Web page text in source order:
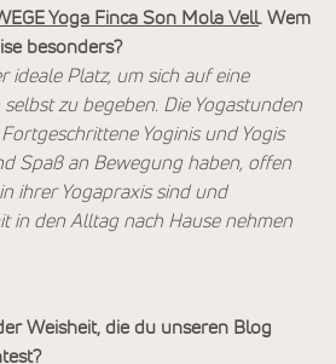
Yoga Finca Son Mola Vell. Wem
besonders?
ideale Platz, um sich auf eine
selbst zu begeben. Die Yogastunden
Yoginis und Yogis
Spaß an Bewegung haben, offen
ihrer Yogapraxis sind und
in den Alltag nach Hause nehmen
Weisheit, die du unseren Blog